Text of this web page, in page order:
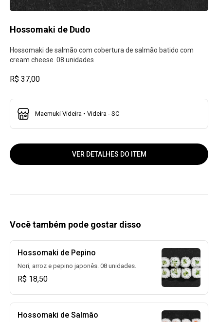
Hossomaki de Dudo
Hossomaki de salmão com cobertura de salmão batido com
cream cheese. 08 unidades
R$ 37,00
Maemuki Videira • Videira - SC
VER DETALHES DO ITEM
Você também pode gostar disso
Hossomaki de Pepino
Nori, arroz e pepino japonês. 08 unidades.
R$ 18,50
Hossomaki de Salmão